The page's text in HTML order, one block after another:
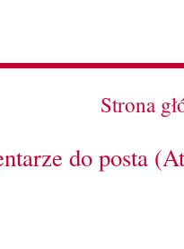
Strona
do posta